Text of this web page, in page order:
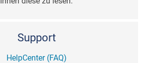
Support
HelpCenter (FAQ)